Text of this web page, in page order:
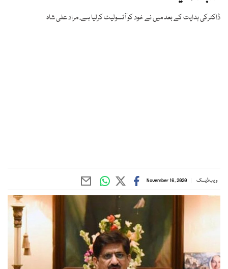
ڈاکٹرکی ہدایت کے بعد میں نے خود کو آئسولیٹ کرلیا ہے، مراد علی شاہ
ویب ڈیسک November 16, 2020